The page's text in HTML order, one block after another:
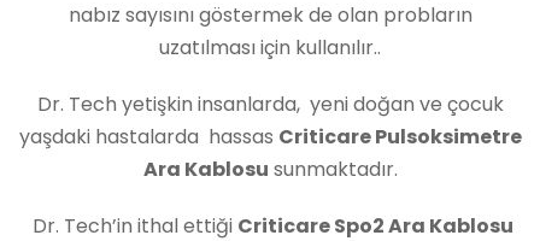
nabız sayısını göstermek de olan probların
uzatılması için kullanılır..
Dr. Tech yetişkin insanlarda, yeni doğan ve çocuk
yaşdaki hastalarda hassas Criticare Pulsoksimetre
Ara Kablosu sunmaktadır.
Dr. Tech’in ithal ettiği Criticare Spo2 Ara Kablosu